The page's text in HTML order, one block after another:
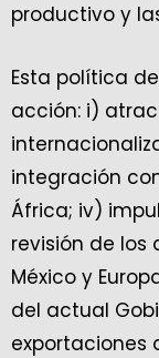
productivo y
Esta política
acción: i)
integración
África; iv)
revisión de los
México y
del actual
exportaciones